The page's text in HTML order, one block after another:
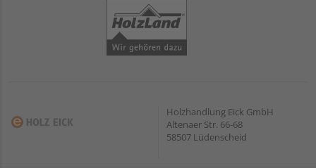
Holzhandlung Eick GmbH
Altenaer Str. 66-68
58507 Lüdenscheid